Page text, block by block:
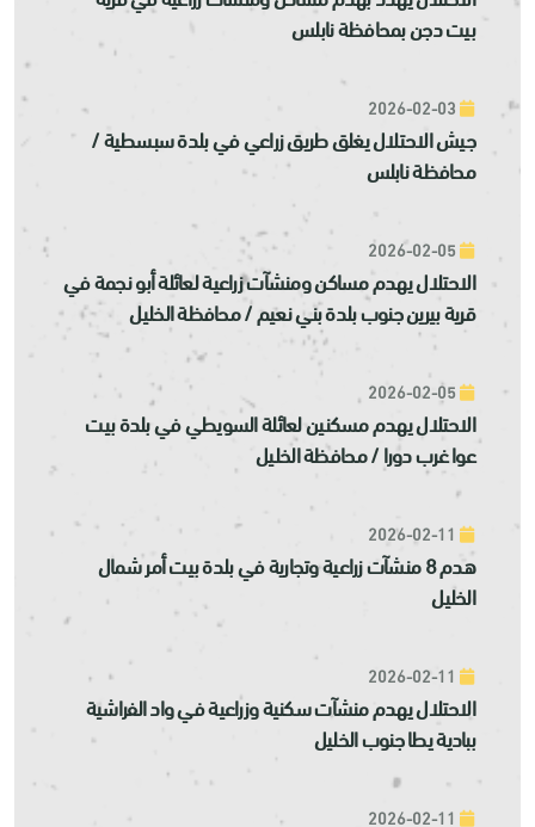
بيت دجن بمحافظة نابلس
جيش الاحتلال يغلق طريق زراعي في بلدة سبسطية /
محافظة نابلس
الاحتلال يهدم مساكن ومنشآت زراعية لعائلة أبو نجمة في
قرية بيرين جنوب بلدة بني نعيم / محافظة الخليل
الاحتلال يهدم مسكنين لعائلة السويطي في بلدة بيت
عوا غرب دورا / محافظة الخليل
هدم 8 منشآت زراعية وتجارية في بلدة بيت أمر شمال
الخليل
الاحتلال يهدم منشآت سكنية وزراعية في واد الفراشية
ببادية يطا جنوب الخليل